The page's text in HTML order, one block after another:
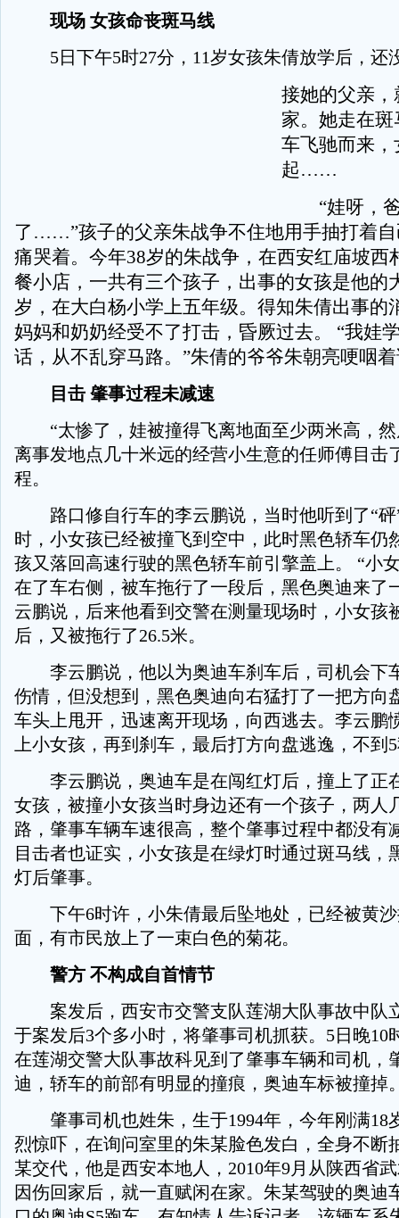
现场 女孩命丧斑马线
5日下午5时27分，11岁女孩朱倩放学后，还
接她的父亲
家。她走在
车飞驰而来
起……
“娃呀，爸
了……”孩子的父亲朱战争不住地用手抽打着
痛哭着。今年38岁的朱战争，在西安红庙坡西
餐小店，一共有三个孩子，出事的女孩是他的
岁，在大白杨小学上五年级。得知朱倩出事的
妈妈和奶奶经受不了打击，昏厥过去。 “我娃
话，从不乱穿马路。”朱倩的爷爷朱朝亮哽咽
目击 肇事过程未减速
“太惨了，娃被撞得飞离地面至少两米高，然
离事发地点几十米远的经营小生意的任师傅目击
程。
路口修自行车的李云鹏说，当时他听到了“砰
时，小女孩已经被撞飞到空中，此时黑色轿车仍
孩又落回高速行驶的黑色轿车前引擎盖上。 “小
在了车右侧，被车拖行了一段后，黑色奥迪来了
云鹏说，后来他看到交警在测量现场时，小女孩
后，又被拖行了26.5米。
李云鹏说，他以为奥迪车刹车后，司机会下
伤情，但没想到，黑色奥迪向右猛打了一把方向
车头上甩开，迅速离开现场，向西逃去。李云鹏
上小女孩，再到刹车，最后打方向盘逃逸，不到
李云鹏说，奥迪车是在闯红灯后，撞上了正
女孩，被撞小女孩当时身边还有一个孩子，两人
路，肇事车辆车速很高，整个肇事过程中都没有
目击者也证实，小女孩是在绿灯时通过斑马线，
灯后肇事。
下午6时许，小朱倩最后坠地处，已经被黄沙
面，有市民放上了一束白色的菊花。
警方 不构成自首情节
案发后，西安市交警支队莲湖大队事故中队
于案发后3个多小时，将肇事司机抓获。5日晚10
在莲湖交警大队事故科见到了肇事车辆和司机，
迪，轿车的前部有明显的撞痕，奥迪车标被撞掉
肇事司机也姓朱，生于1994年，今年刚满18
烈惊吓，在询问室里的朱某脸色发白，全身不断
某交代，他是西安本地人，2010年9月从陕西省
因伤回家后，就一直赋闲在家。朱某驾驶的奥迪